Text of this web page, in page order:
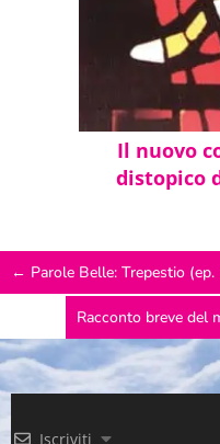
Il nuovo
distopico
← Parole Belle: Trepestio (ep.
Racconto breve del
Iscriviti